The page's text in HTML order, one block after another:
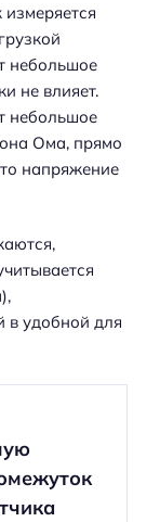
небольшое
не влияет.
небольшое
Ома, прямо
напряжение
в удобной для